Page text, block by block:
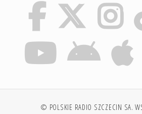
© POLSKIE RADIO SZCZECIN SA.